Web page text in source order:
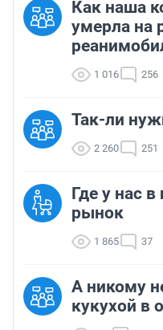
Как наша
умерла на
1 016 256
Так-ли
2 260 251
Где у нас
рынок
1 865 37
А никому
кукухой в